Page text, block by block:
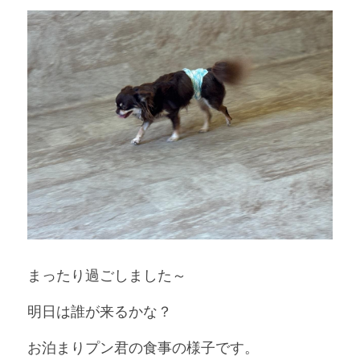
まったり過ごしました～
明日は誰が来るかな？
お泊まりプン君の食事の様子です。